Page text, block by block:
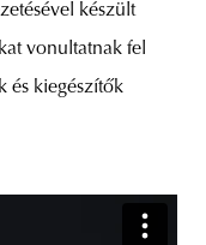
készült
vonultatnak fel
és kiegészítők